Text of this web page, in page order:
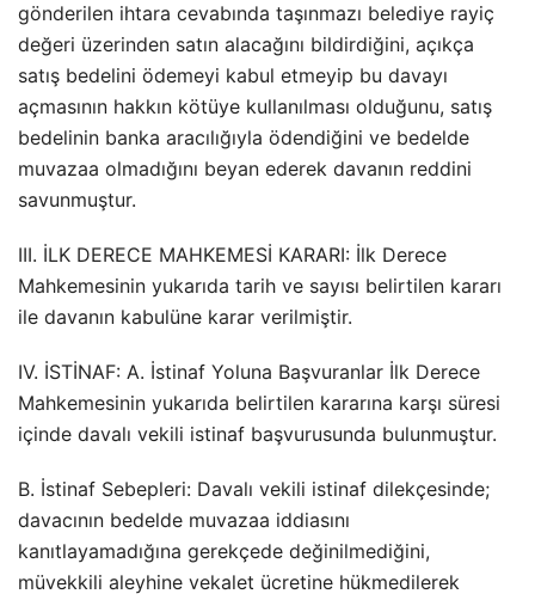
gönderilen ihtara cevabında taşınmazı belediye rayiç
değeri üzerinden satın alacağını bildirdiğini, açıkça
satış bedelini ödemeyi kabul etmeyip bu davayı
açmasının hakkın kötüye kullanılması olduğunu, satış
bedelinin banka aracılığıyla ödendiğini ve bedelde
muvazaa olmadığını beyan ederek davanın reddini
savunmuştur.
III. İLK DERECE MAHKEMESİ KARARI: İlk Derece
Mahkemesinin yukarıda tarih ve sayısı belirtilen kararı
ile davanın kabulüne karar verilmiştir.
IV. İSTİNAF: A. İstinaf Yoluna Başvuranlar İlk Derece
Mahkemesinin yukarıda belirtilen kararına karşı süresi
içinde davalı vekili istinaf başvurusunda bulunmuştur.
B. İstinaf Sebepleri: Davalı vekili istinaf dilekçesinde;
davacının bedelde muvazaa iddiasını
kanıtlayamadığına gerekçede değinilmediğini,
müvekkili aleyhine vekalet ücretine hükmedilerek